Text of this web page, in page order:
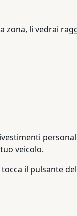
zona, li vedrai
veicolo.
il pulsante